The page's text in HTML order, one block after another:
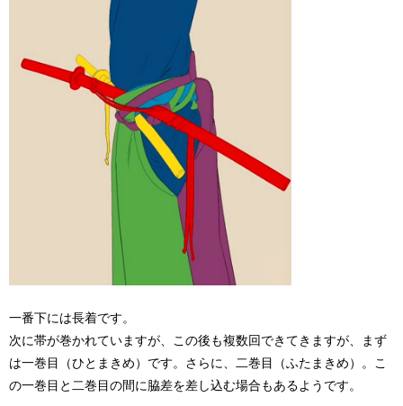
一番下には長着です。
次に帯が巻かれていますが、この後も複数回できてきますが、まず
は一巻目（ひとまきめ）です。さらに、二巻目（ふたまきめ）。こ
の一巻目と二巻目の間に脇差を差し込む場合もあるようです。